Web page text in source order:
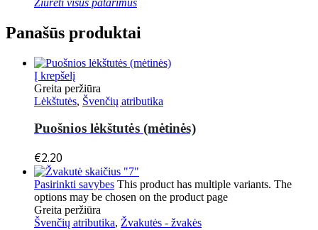
Panašūs produktai
Į krepšelį
Greita peržiūra
Lėkštutės, Švenčių atributika
Puošnios lėkštutės (mėtinės)
€2.20
Pasirinkti savybes This product has multiple variants. The
options may be chosen on the product page
Greita peržiūra
Švenčių atributika, Žvakutės - žvakės